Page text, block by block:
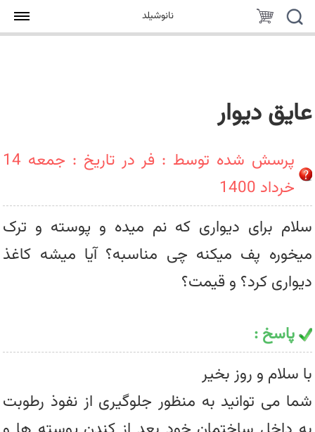
نانوشیلد
عایق دیوار
پرسش شده توسط : فر در تاریخ : جمعه 14
خرداد 1400
سلام برای دیواری که نم میده و پوسته و ترک
میخوره پف میکنه چی مناسبه؟ آیا میشه کاغذ
دیواری کرد؟ و قیمت؟
پاسخ :
با سلام و روز بخیر
شما می توانید به منظور جلوگیری از نفوذ رطوبت
جستجو
سبد